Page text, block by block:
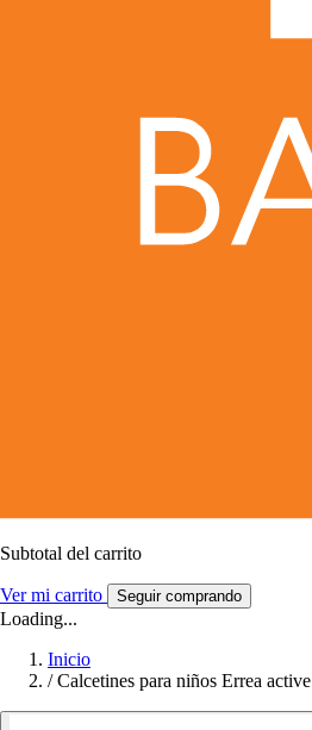
Subtotal del carrito
Ver mi carrito Seguir comprando
Loading...
Inicio
/ Calcetines para niños Errea active